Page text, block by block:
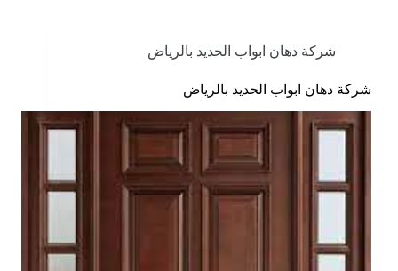
شركة دهان ابواب الحديد بالرياض
شركة دهان ابواب الحديد بالرياض